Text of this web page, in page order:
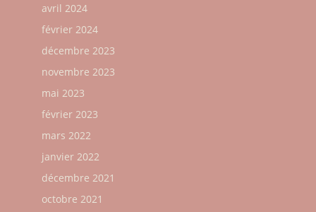
avril 2024
février 2024
décembre 2023
novembre 2023
mai 2023
février 2023
mars 2022
janvier 2022
décembre 2021
octobre 2021